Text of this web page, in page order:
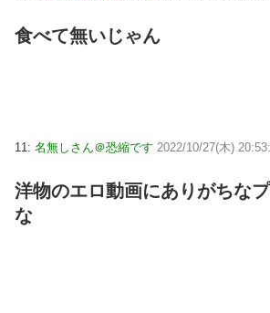
食べて無いじゃん
11: 名無しさん＠恐縮です 2022/10/27(木)
洋物のエロ動画にありがちな
な